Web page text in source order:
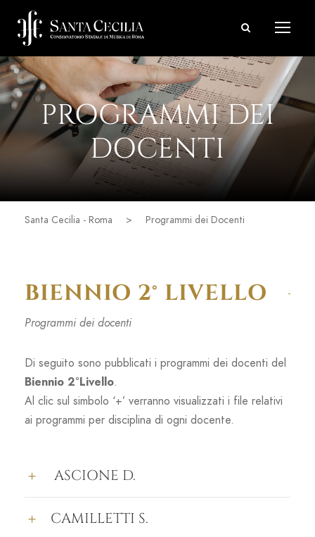
PROGRAMMI DEI
DOCENTI
Santa Cecilia - Roma > Programmi dei Docenti
BIENNIO 2° LIVELLO
Programmi dei docenti
Di seguito sono pubblicati i programmi dei docenti del
Biennio 2°Livello.
Al clic sul simbolo ‘+’ verranno visualizzati i file relativi
ai programmi per disciplina di ogni docente.
ASCIONE D.
CAMILLETTI S.